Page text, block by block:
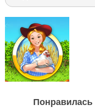
Понравилась